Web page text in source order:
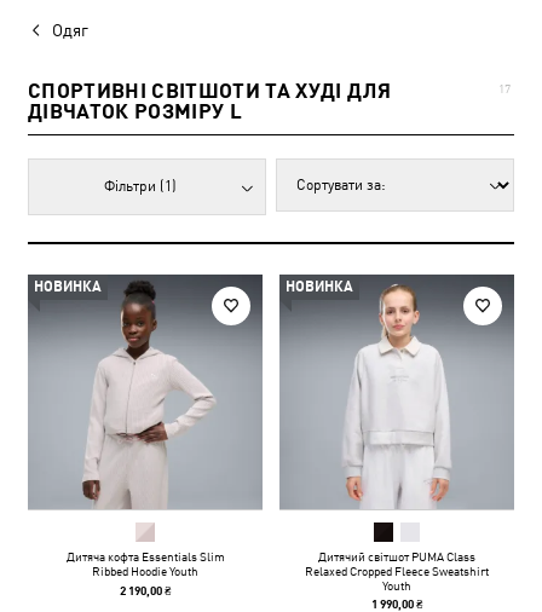
Одяг
СПОРТИВНІ СВІТШОТИ ТА ХУДІ ДЛЯ
ДІВЧАТОК РОЗМІРУ L
17
Фільтри (1)
НОВИНКА
Дитяча кофта Essentials Slim
Ribbed Hoodie Youth
2 190,00 ₴
НОВИНКА
Дитячий світшот PUMA Class
Relaxed Cropped Fleece Sweatshirt
Youth
1 990,00 ₴